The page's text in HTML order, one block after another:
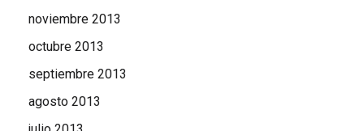
noviembre 2013
octubre 2013
septiembre 2013
agosto 2013